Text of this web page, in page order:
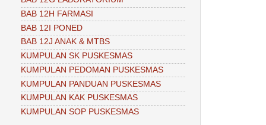
BAB 12H FARMASI
BAB 12I PONED
BAB 12J ANAK & MTBS
KUMPULAN SK PUSKESMAS
KUMPULAN PEDOMAN PUSKESMAS
KUMPULAN PANDUAN PUSKESMAS
KUMPULAN KAK PUSKESMAS
KUMPULAN SOP PUSKESMAS